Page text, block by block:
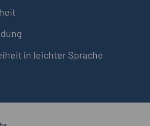
in leichter Sprache